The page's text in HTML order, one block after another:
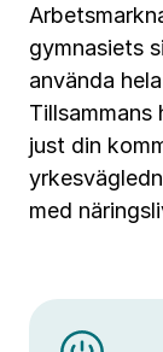
gymnasiets
använda
just din
med